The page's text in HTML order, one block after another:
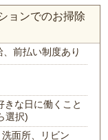
ョンでのお掃除
、前払い制度あり
な日に働くこと
選択)
面所、リビン